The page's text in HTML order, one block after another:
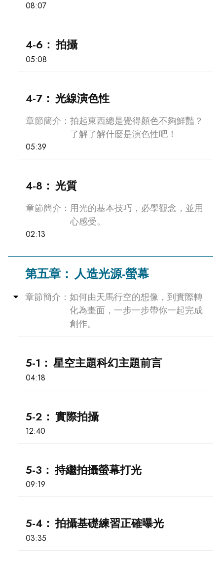
08:07
4-6： 拍攝
05:08
4-7： 光線演色性
章節簡介： 拍起東西總是覺得顏色不夠鮮豔？
了解了解什麼是演色性吧！
05:39
4-8： 光質
章節簡介： 用光的基本技巧，必學觀念，並用
心感受。
02:13
Collapse
第五章： 人造光源-螢幕
章節簡介： 如何由天馬行空的想像，到實際轉
化為畫面，一步一步帶你一起完成
創作。
5-1： 星空主題科幻主題前言
04:18
5-2： 實際拍攝
12:40
5-3： 持繼拍攝螢幕打光
09:19
5-4： 拍攝基礎練習正確曝光
03:35